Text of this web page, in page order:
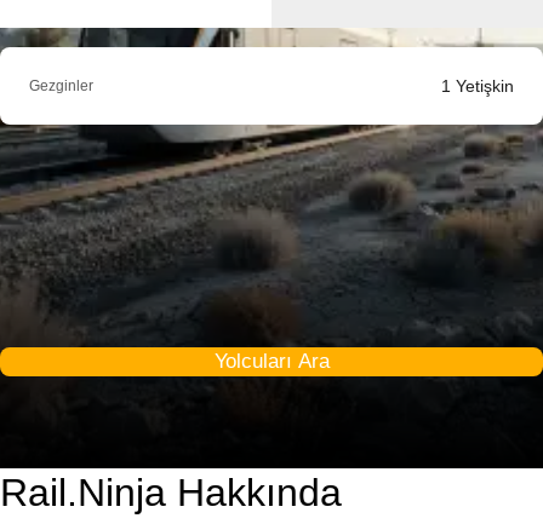
Gezginler 1 Yetişkin
Yolcuları Ara
Rail.Ninja Hakkında